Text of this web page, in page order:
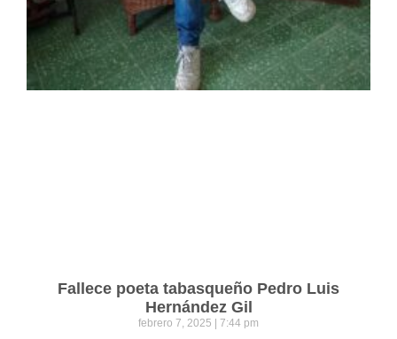
Fallece poeta tabasqueño Pedro Luis
Hernández Gil
febrero 7, 2025 7:44 pm